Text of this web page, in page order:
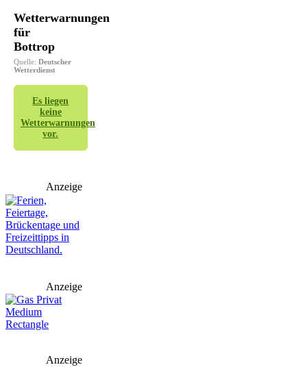
Wetterwarnungen
für
Bottrop
Quelle: Deutscher
Wetterdienst
Es liegen
keine
Wetterwarnungen
vor.
Anzeige
Anzeige
Anzeige